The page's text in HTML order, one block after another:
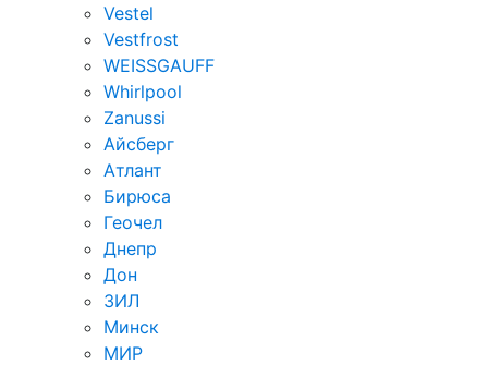
Vestel
Vestfrost
WEISSGAUFF
Whirlpool
Zanussi
Айсберг
Атлант
Бирюса
Геочел
Днепр
Дон
ЗИЛ
Минск
МИР